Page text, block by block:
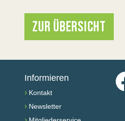
ZUR ÜBERSICHT
Informieren
› Kontakt
› Newsletter